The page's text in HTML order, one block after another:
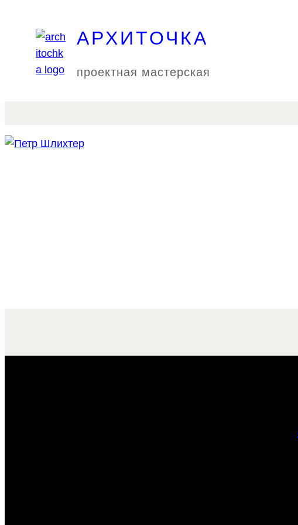
содержимому
АРХИТОЧКА
проектная мастерская